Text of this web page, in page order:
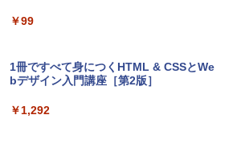
igence、13.6インチLiquid Retinaディ
ームカメラ、日本語キーボード、Touch I
D - シルバー
￥261,414
￥39,582
Robloxギフトカード - 2,000 Robux 【限
定バーチャルアイテムを含む】 【オンラ
ラインコード版
￥99
1冊ですべて身につくHTML & CSSとWe
bデザイン入門講座［第2版］
￥1,292